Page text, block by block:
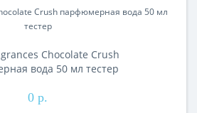
Chocolate Crush
вода 50 мл тестер
0 р.